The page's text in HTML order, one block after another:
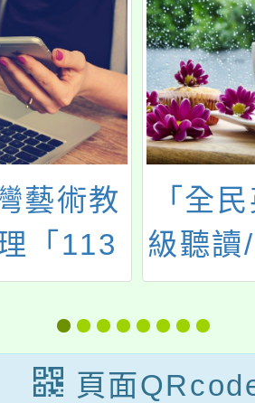
藝術教
「113
術資源
廣計畫
課程」
「全
級聽讀
正
頁面